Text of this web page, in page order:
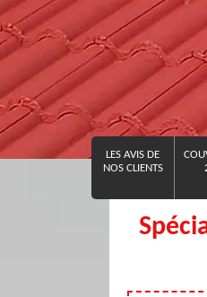
LES AVIS DE
NOS CLIENTS